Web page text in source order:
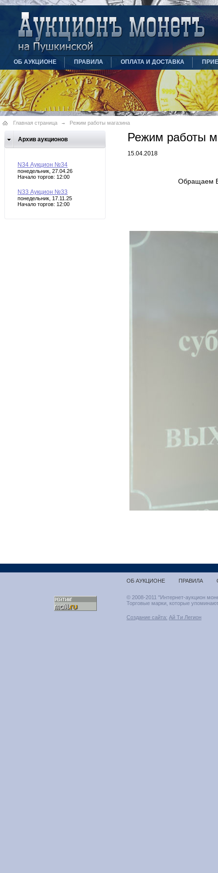
ОБ АУКЦИОНЕ ПРАВИЛА ОПЛАТА И ДОСТАВКА
Главная страница Режим работы магазина
Архив аукционов
N34 Аукцион №34
понедельник, 27.04.26
Начало торгов: 12:00
N33 Аукцион №33
понедельник, 17.11.25
Начало торгов: 12:00
Режим работы
15.04.2018
Обращаем
ОБ АУКЦИОНЕ ПРАВИЛА
© 2008-2011 "Интернет-аукцион
Торговые марки, которые
Создание сайта: Ай Ти Легион